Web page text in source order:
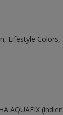
Lifestyle
AQUAFIX